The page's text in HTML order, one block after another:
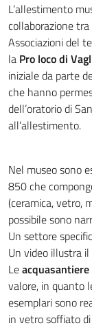
L’allestimento
collaborazione
Associazioni del
la Pro loco di
iniziale da parte
che hanno
dell’oratorio di
all’allestimento.
Nel museo sono
850 che
(ceramica, vetro,
possibile sono
Un settore
Un video illustra
Leacquasantiere
valore, in quanto
esemplari sono
in vetro soffiato